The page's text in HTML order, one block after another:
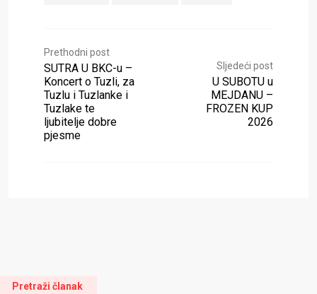
Prethodni post
SUTRA U BKC-u –
Koncert o Tuzli, za
Tuzlu i Tuzlanke i
Tuzlake te
ljubitelje dobre
pjesme
Sljedeći post
U SUBOTU u
MEJDANU –
FROZEN KUP
2026
Pretraži članak